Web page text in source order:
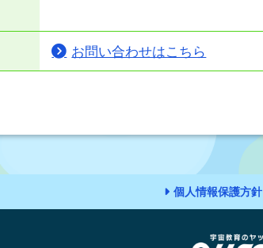
お問い合わせはこちら
個人情報保護方針